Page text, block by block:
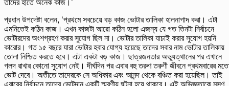
তাদের হাতে অনেক কাজ।’
প্রধান উপদেষ্টা বলেন, ‘প্রথমে সবচেয়ে বড় কাজ ভোটার তালিকা হালনাগাদ করা। এটা
এমনিতেই কঠিন কাজ। এখন কাজটা আরো কঠিন হলো এজন্য যে গত তিনটা নির্বাচনে
ভোটারদের অংশগ্রহণ করার সুযোগ ছিল না। ভোটার তালিকা যাচাই করার সুযোগ হয়নি
কারোর। গত ১৫ বছরে যারা ভোটার হবার যোগ্য হয়েছে তাদের সবার নাম ভোটার তালিকায়
তোলা নিশ্চিত করতে হবে। এটা একটা বড় কাজ। ছাত্রজনতার অভ্যুত্থানের পর এখানে
গলদ রাখার কোনো সুযোগ নেই। দীর্ঘদিন পর এবার বহু তরুণ তরুণী জীবনে প্রথমবারের
ভোট দেবে। অতীতে তাদেরকে সে অধিকার এবং আনন্দ থেকে বঞ্চিত করা হয়েছিল। তাই